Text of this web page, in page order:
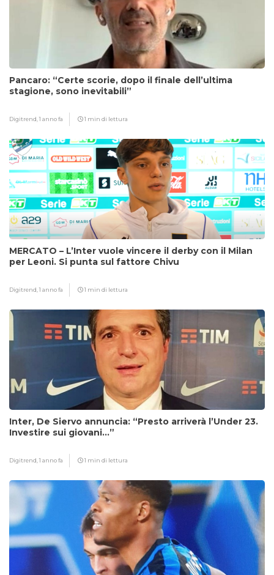
Pancaro: “Certe scorie, dopo il finale dell’ultima
stagione, sono inevitabili”
Digitrend,1 anno fa 1 min di lettura
MERCATO – L’Inter vuole vincere il derby con il Milan
per Leoni. Si punta sul fattore Chivu
Digitrend,1 anno fa 1 min di lettura
Inter, De Siervo annuncia: “Presto arriverà l’Under 23.
Investire sui giovani…”
Digitrend,1 anno fa 1 min di lettura